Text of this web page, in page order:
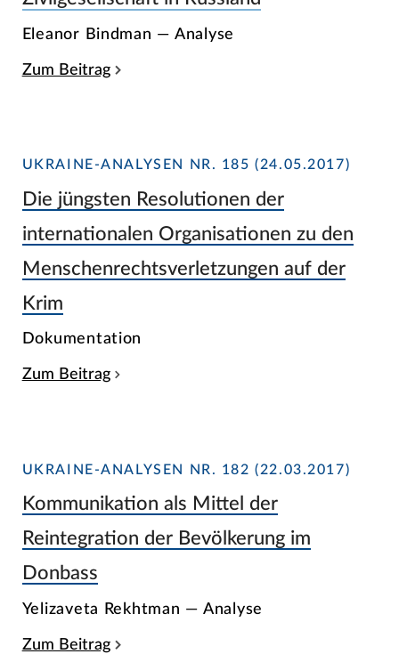
Eleanor Bindman — Analyse
Zum Beitrag
UKRAINE-ANALYSEN NR. 185 (24.05.2017)
Die jüngsten Resolutionen der
internationalen Organisationen zu den
Menschenrechtsverletzungen auf der
Krim
Dokumentation
Zum Beitrag
UKRAINE-ANALYSEN NR. 182 (22.03.2017)
Kommunikation als Mittel der
Reintegration der Bevölkerung im
Donbass
Yelizaveta Rekhtman — Analyse
Zum Beitrag